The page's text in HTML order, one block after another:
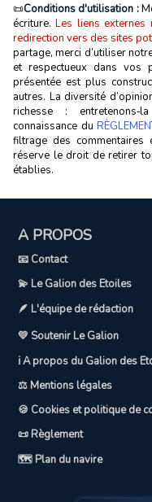
📜Conditions d'utilisation :
écriture.Les liens externes
redirection vers des sites
partage, merci d’utiliser
et respectueux dans vos
présentée est plus
autres. La diversité
richesse :
connaissance du
filtrage des
réserve le droit de retirer
établies.
A PROPOS
📧 Contact
💫 Le Galion des Etoiles
🪶 L'équipe de rédaction
💛 Soutenir Le Galion
ℹ️ A propos du Galion des
⚖️ Mentions légales
🍪 Cookies et politique de
📜 Règlement
🗺️ Plan du navire